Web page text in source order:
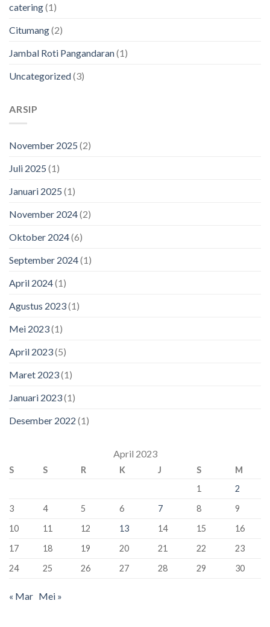
catering(1)
Citumang(2)
Jambal Roti Pangandaran(1)
Uncategorized(3)
ARSIP
November 2025 (2)
Juli 2025 (1)
Januari 2025 (1)
November 2024(2)
Oktober 2024(6)
September 2024(1)
April 2024(1)
Agustus 2023(1)
Mei 2023(1)
April 2023(5)
Maret 2023(1)
Januari 2023(1)
Desember 2022 (1)
April 2023
S S R K J S
M
1
2
3
4 5 6 7 8
9
10
11 12 13 14 15
16
17
18 19 20 21 22
23
24
25 26 27 28 29 30
« Mar Mei »